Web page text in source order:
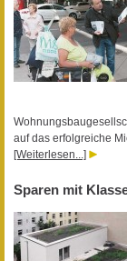
auf das erfolgreiche
[Weiterlesen...]
Sparen mit